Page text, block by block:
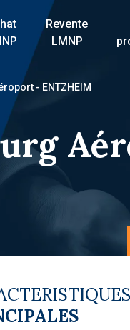
Revente
LMNP
- ENTZHEIM